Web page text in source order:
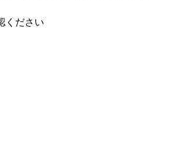
ください